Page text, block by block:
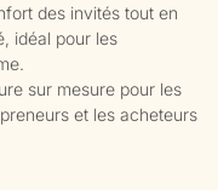
des invités tout en
idéal pour les
sur mesure pour les
et les acheteurs